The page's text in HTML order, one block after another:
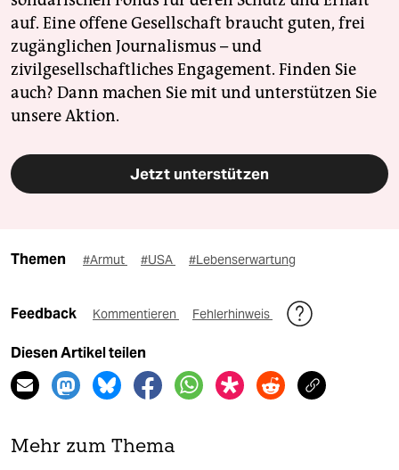
auf. Eine offene Gesellschaft braucht guten, frei
zugänglichen Journalismus – und
zivilgesellschaftliches Engagement. Finden Sie
auch? Dann machen Sie mit und unterstützen Sie
unsere Aktion.
Jetzt unterstützen
Themen #Armut #USA #Lebenserwartung
Feedback Kommentieren Fehlerhinweis
Diesen Artikel teilen
Mehr zum Thema